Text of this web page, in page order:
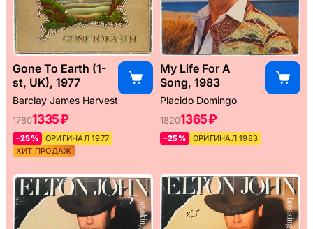
Gone To Earth (1-
st, UK), 1977
Barclay James Harvest
17801335 ₽
–25%
ОРИГИНАЛ 1977
ХИТ ПРОДАЖ
My Life For A
Song, 1983
Placido Domingo
18201365 ₽
–25% ОРИГИНАЛ 1983